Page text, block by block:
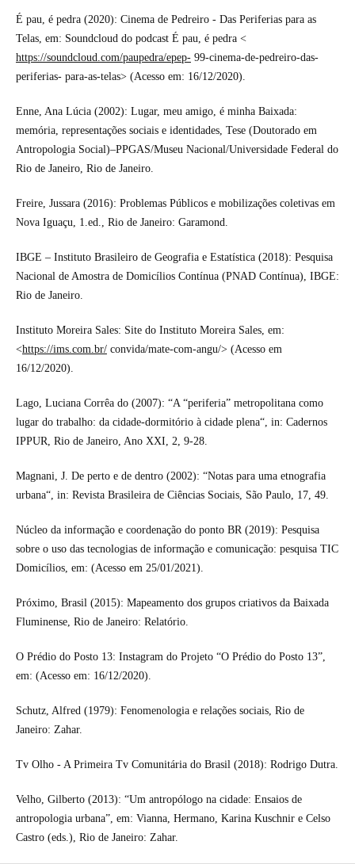
É pau, é pedra (2020): Cinema de Pedreiro - Das Periferias para as
Telas, em: Soundcloud do podcast É pau, é pedra <
https://soundcloud.com/paupedra/epep-99-cinema-de-pedreiro-das-
periferias- para-as-telas> (Acesso em: 16/12/2020).
Enne, Ana Lúcia (2002): Lugar, meu amigo, é minha Baixada:
memória, representações sociais e identidades, Tese (Doutorado em
Antropologia Social)–PPGAS/Museu Nacional/Universidade Federal do
Rio de Janeiro, Rio de Janeiro.
Freire, Jussara (2016): Problemas Públicos e mobilizações coletivas em
Nova Iguaçu, 1.ed., Rio de Janeiro: Garamond.
IBGE – Instituto Brasileiro de Geografia e Estatística (2018): Pesquisa
Nacional de Amostra de Domicílios Contínua (PNAD Contínua), IBGE:
Rio de Janeiro.
Instituto Moreira Sales: Site do Instituto Moreira Sales, em:
<https://ims.com.br/convida/mate-com-angu/> (Acesso em
16/12/2020).
Lago, Luciana Corrêa do (2007): “A “periferia” metropolitana como
lugar do trabalho: da cidade-dormitório à cidade plena“, in: Cadernos
IPPUR, Rio de Janeiro, Ano XXI, 2, 9-28.
Magnani, J. De perto e de dentro (2002): “Notas para uma etnografia
urbana“, in: Revista Brasileira de Ciências Sociais, São Paulo, 17, 49.
Núcleo da informação e coordenação do ponto BR (2019): Pesquisa
sobre o uso das tecnologias de informação e comunicação: pesquisa TIC
Domicílios, em: (Acesso em 25/01/2021).
Próximo, Brasil (2015): Mapeamento dos grupos criativos da Baixada
Fluminense, Rio de Janeiro: Relatório.
O Prédio do Posto 13: Instagram do Projeto “O Prédio do Posto 13”,
em: (Acesso em: 16/12/2020).
Schutz, Alfred (1979): Fenomenologia e relações sociais, Rio de
Janeiro: Zahar.
Tv Olho - A Primeira Tv Comunitária do Brasil (2018): Rodrigo Dutra.
Velho, Gilberto (2013): “Um antropólogo na cidade: Ensaios de
antropologia urbana”, em: Vianna, Hermano, Karina Kuschnir e Celso
Castro (eds.), Rio de Janeiro: Zahar.